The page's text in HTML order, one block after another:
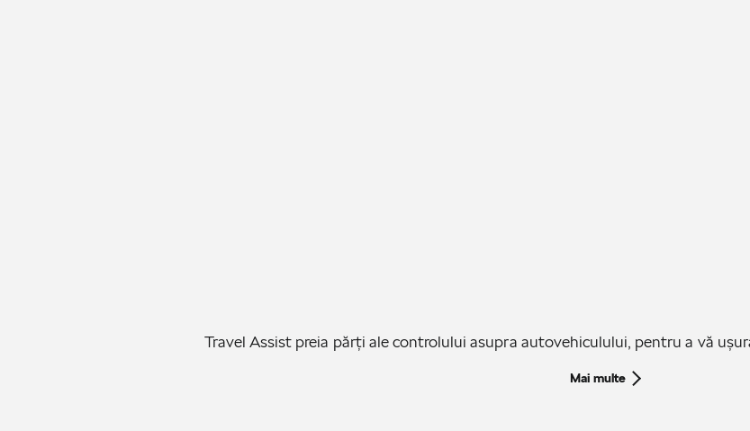
Travel Assist preia părți ale controlului asupra autovehiculului, pentru a vă
Mai multe